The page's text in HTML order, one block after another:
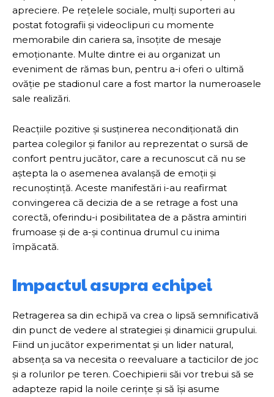
apreciere. Pe rețelele sociale, mulți suporteri au
postat fotografii și videoclipuri cu momente
memorabile din cariera sa, însoțite de mesaje
emoționante. Multe dintre ei au organizat un
eveniment de rămas bun, pentru a-i oferi o ultimă
ovăție pe stadionul care a fost martor la numeroasele
sale realizări.
Reacțiile pozitive și susținerea necondiționată din
partea colegilor și fanilor au reprezentat o sursă de
confort pentru jucător, care a recunoscut că nu se
aștepta la o asemenea avalanșă de emoții și
recunoștință. Aceste manifestări i-au reafirmat
convingerea că decizia de a se retrage a fost una
corectă, oferindu-i posibilitatea de a păstra amintiri
frumoase și de a-și continua drumul cu inima
împăcată.
Impactul asupra echipei
Retragerea sa din echipă va crea o lipsă semnificativă
din punct de vedere al strategiei și dinamicii grupului.
Fiind un jucător experimentat și un lider natural,
absența sa va necesita o reevaluare a tacticilor de joc
și a rolurilor pe teren. Coechipierii săi vor trebui să se
adapteze rapid la noile cerințe și să își asume